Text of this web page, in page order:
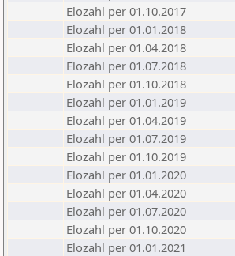
Elozahl per 01.10.2017
Elozahl per 01.01.2018
Elozahl per 01.04.2018
Elozahl per 01.07.2018
Elozahl per 01.10.2018
Elozahl per 01.01.2019
Elozahl per 01.04.2019
Elozahl per 01.07.2019
Elozahl per 01.10.2019
Elozahl per 01.01.2020
Elozahl per 01.04.2020
Elozahl per 01.07.2020
Elozahl per 01.10.2020
Elozahl per 01.01.2021